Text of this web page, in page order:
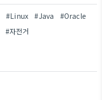
#Linux #Java
#Oracle
#자전거